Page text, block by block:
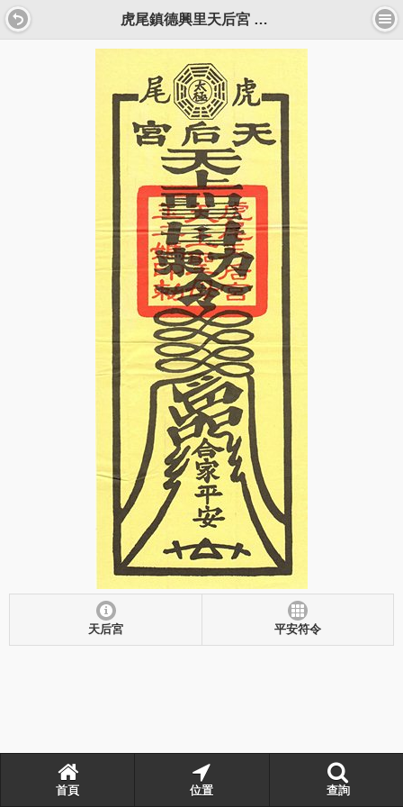
虎尾鎮德興里天后宮 平安符令
天后宮 平安符令
首頁 位置 查詢